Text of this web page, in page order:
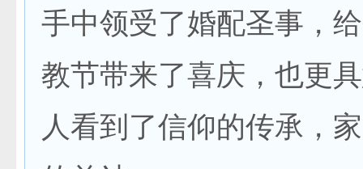
手中领受了婚配圣事，
教节带来了喜庆，也更
人看到了信仰的传承，